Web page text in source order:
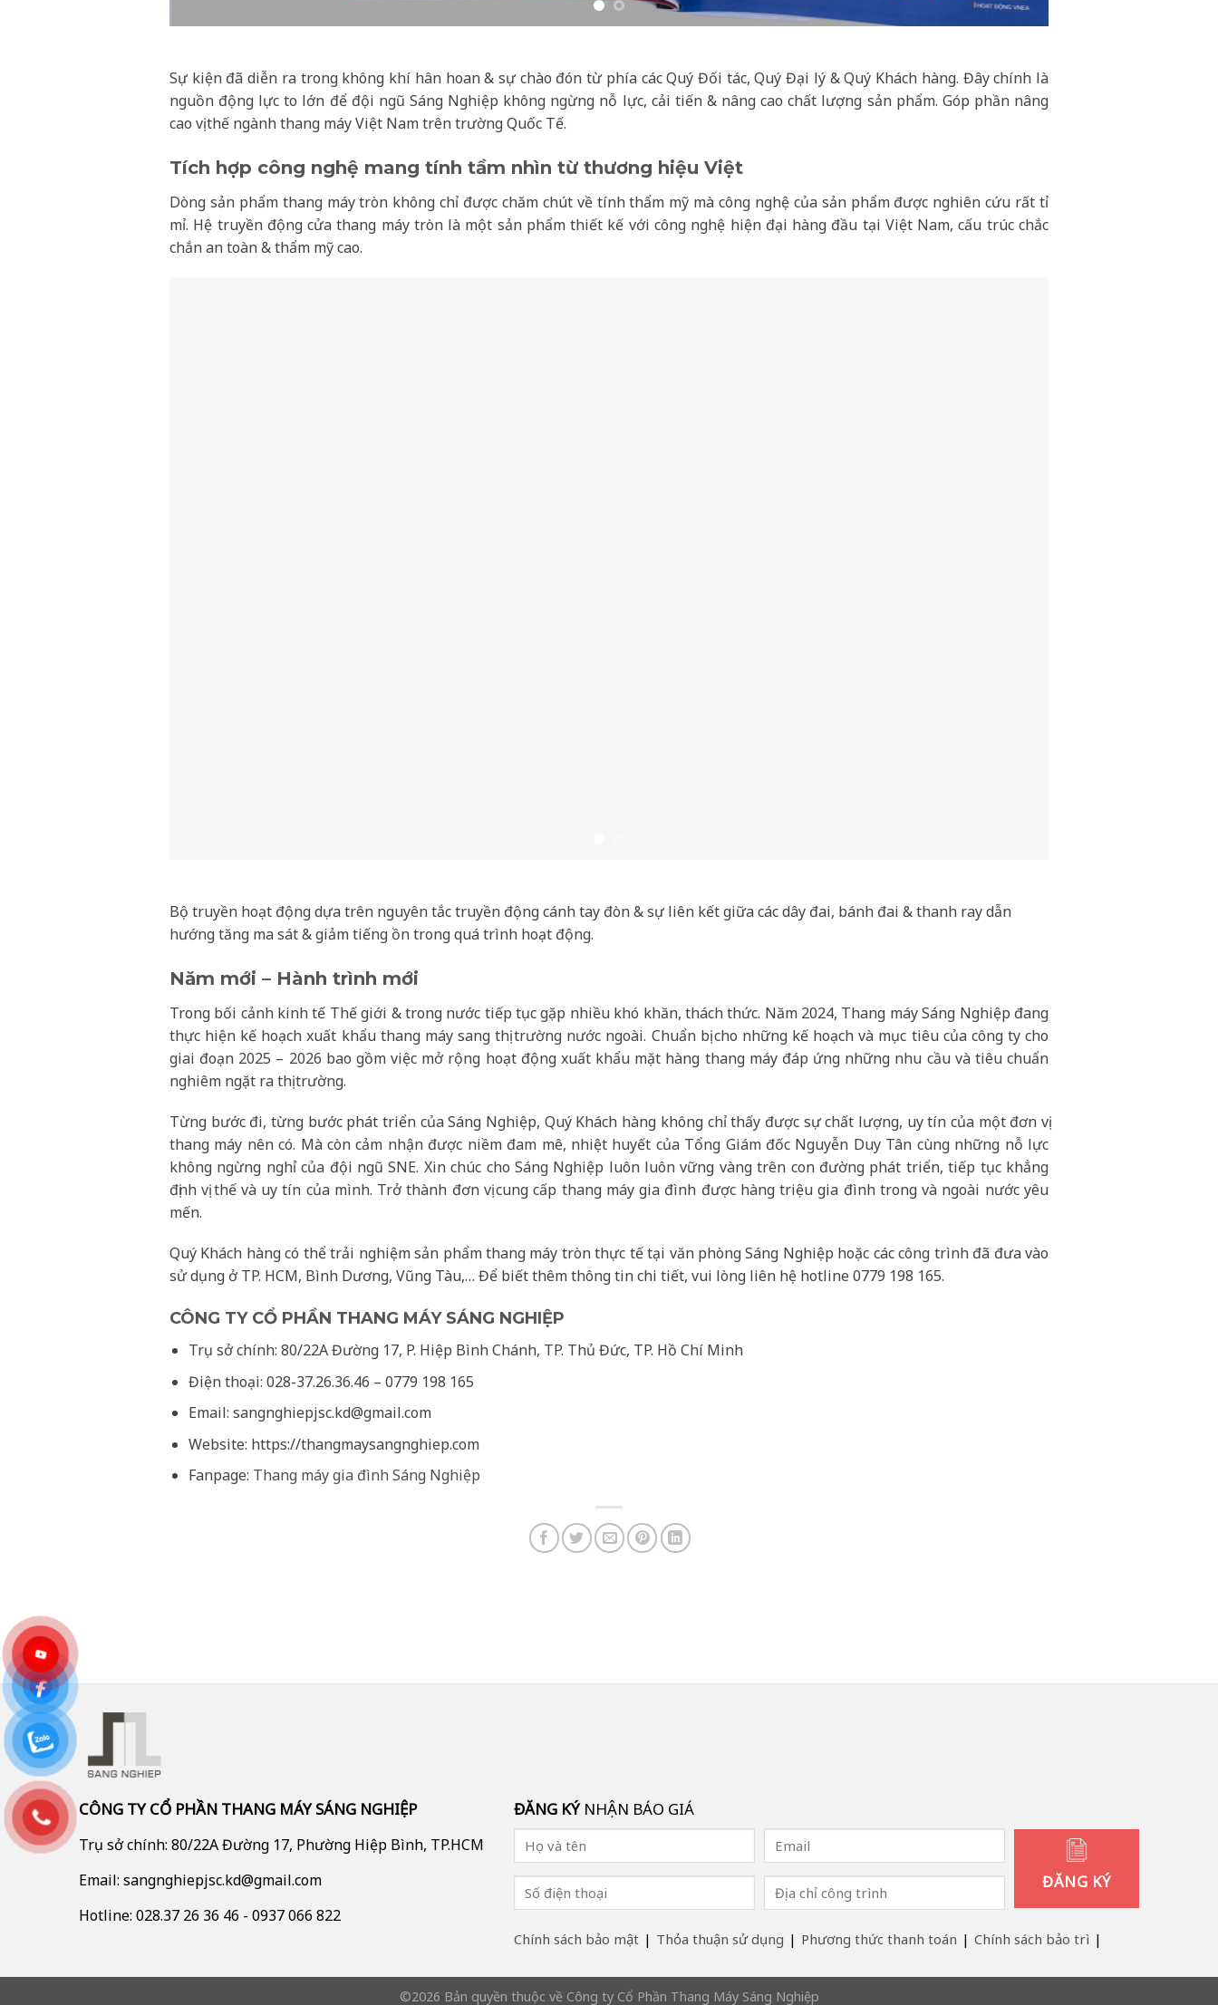
Sự kiện đã diễn ra trong không khí hân hoan & sự chào đón từ phía các Quý Đối tác, Quý Đại lý & Quý Khách hàng. Đây chính là
nguồn động lực to lớn để đội ngũ Sáng Nghiệp không ngừng nỗ lực, cải tiến & nâng cao chất lượng sản phẩm. Góp phần nâng
cao vị thế ngành thang máy Việt Nam trên trường Quốc Tế.
Tích hợp công nghệ mang tính tầm nhìn từ thương hiệu Việt
Dòng sản phẩm thang máy tròn không chỉ được chăm chút về tính thẩm mỹ mà công nghệ của sản phẩm được nghiên cứu rất tỉ
mỉ. Hệ truyền động cửa thang máy tròn là một sản phẩm thiết kế với công nghệ hiện đại hàng đầu tại Việt Nam, cấu trúc chắc
chắn an toàn & thẩm mỹ cao.
Bộ truyền hoạt động dựa trên nguyên tắc truyền động cánh tay đòn & sự liên kết giữa các dây đai, bánh đai & thanh ray dẫn
hướng tăng ma sát & giảm tiếng ồn trong quá trình hoạt động.
Năm mới – Hành trình mới
Trong bối cảnh kinh tế Thế giới & trong nước tiếp tục gặp nhiều khó khăn, thách thức. Năm 2024, Thang máy Sáng Nghiệp đang
thực hiện kế hoạch xuất khẩu thang máy sang thị trường nước ngoài. Chuẩn bị cho những kế hoạch và mục tiêu của công ty cho
giai đoạn 2025 – 2026 bao gồm việc mở rộng hoạt động xuất khẩu mặt hàng thang máy đáp ứng những nhu cầu và tiêu chuẩn
nghiêm ngặt ra thị trường.
Từng bước đi, từng bước phát triển của Sáng Nghiệp, Quý Khách hàng không chỉ thấy được sự chất lượng, uy tín của một đơn vị
thang máy nên có. Mà còn cảm nhận được niềm đam mê, nhiệt huyết của Tổng Giám đốc Nguyễn Duy Tân cùng những nỗ lực
không ngừng nghỉ của đội ngũ SNE. Xin chúc cho Sáng Nghiệp luôn luôn vững vàng trên con đường phát triển, tiếp tục khẳng
định vị thế và uy tín của mình. Trở thành đơn vị cung cấp thang máy gia đình được hàng triệu gia đình trong và ngoài nước yêu
mến.
Quý Khách hàng có thể trải nghiệm sản phẩm thang máy tròn thực tế tại văn phòng Sáng Nghiệp hoặc các công trình đã đưa vào
sử dụng ở TP. HCM, Bình Dương, Vũng Tàu,… Để biết thêm thông tin chi tiết, vui lòng liên hệ hotline 0779 198 165.
CÔNG TY CỔ PHẦN THANG MÁY SÁNG NGHIỆP
Trụ sở chính: 80/22A Đường 17, P. Hiệp Bình Chánh, TP. Thủ Đức, TP. Hồ Chí Minh
Điện thoại: 028-37.26.36.46 – 0779 198 165
Email: sangnghiepjsc.kd@gmail.com
Website: https://thangmaysangnghiep.com
Fanpage: Thang máy gia đình Sáng Nghiệp
CÔNG TY CỔ PHẦN THANG MÁY SÁNG NGHIỆP
Trụ sở chính: 80/22A Đường 17, Phường Hiệp Bình, TP.HCM
Email: sangnghiepjsc.kd@gmail.com
Hotline: 028.37 26 36 46 - 0937 066 822
ĐĂNG KÝNHẬN BÁO GIÁ
Chính sách bảo mật Thỏa thuận sử dụng Phương thức thanh toán Chính sách bảo trì
©2026 Bản quyền thuộc về Công ty Cổ Phần Thang Máy Sáng Nghiệp